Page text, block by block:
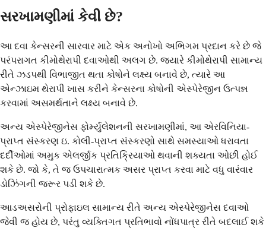
સરખામણીમાં કેવી છે?
આ દવા કેન્સરની સારવાર માટે એક અનોખો અભિગમ પ્રદાન કરે છે જે
પરંપરાગત કીમોથેરાપી દવાઓથી અલગ છે. જ્યારે કીમોથેરાપી સામાન્ય
રીતે ઝડપથી વિભાજીત થતા કોષોને લક્ષ્ય બનાવે છે, ત્યારે આ
એન્ઝાઇમ થેરાપી ખાસ કરીને કેન્સરના કોષોની એસ્પેરેજીન ઉત્પન્ન
કરવામાં અસમર્થતાને લક્ષ્ય બનાવે છે.
અન્ય એસ્પેરેજીનેસ ફોર્મ્યુલેશનની સરખામણીમાં, આ એરવિનિયા-
પ્રાપ્ત સંસ્કરણ ઇ. કોલી-પ્રાપ્ત સંસ્કરણો સાથે સમસ્યાઓ ધરાવતા
દર્દીઓમાં અમુક એલર્જીક પ્રતિક્રિયાઓ થવાની શક્યતા ઓછી હોઈ
શકે છે. જો કે, તે જ ઉપચારાત્મક અસર પ્રાપ્ત કરવા માટે વધુ વારંવાર
ડોઝિંગની જરૂર પડી શકે છે.
આડઅસરોની પ્રોફાઇલ સામાન્ય રીતે અન્ય એસ્પેરેજીનેસ દવાઓ
જેવી જ હોય છે, પરંતુ વ્યક્તિગત પ્રતિભાવો નોંધપાત્ર રીતે બદલાઈ શકે